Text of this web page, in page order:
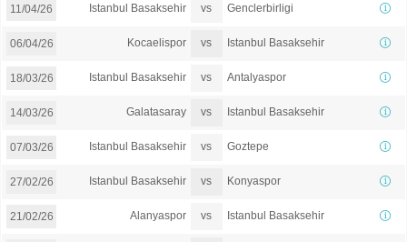
11/04/26 Istanbul Basaksehir vs Genclerbirligi
06/04/26 Kocaelispor vs Istanbul Basaksehir
18/03/26 Istanbul Basaksehir vs Antalyaspor
14/03/26 Galatasaray vs Istanbul Basaksehir
07/03/26 Istanbul Basaksehir vs Goztepe
27/02/26 Istanbul Basaksehir vs Konyaspor
21/02/26 Alanyaspor vs Istanbul Basaksehir